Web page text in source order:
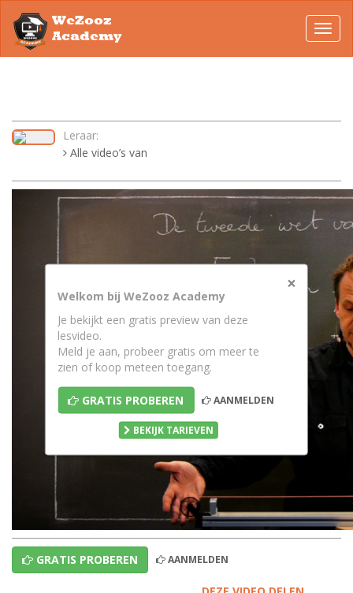
WeZooz
Academy
Leraar:
Alle video’s van
×
Welkom bij WeZooz Academy
Je bekijkt een gratis preview van deze
lesvideo.
Meld je aan, probeer gratis om meer te
zien of koop meteen toegang.
GRATIS PROBEREN AANMELDEN
BEKIJK TARIEVEN
GRATIS PROBEREN AANMELDEN